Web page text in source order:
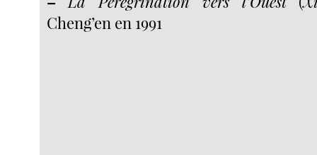
Cheng’en en 1991